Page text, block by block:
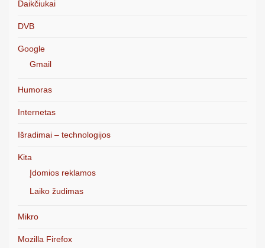
Daikčiukai
DVB
Google
Gmail
Humoras
Internetas
Išradimai – technologijos
Kita
Įdomios reklamos
Laiko žudimas
Mikro
Mozilla Firefox